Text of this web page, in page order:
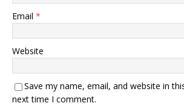
Email *
Website
Save my name, email, and website in
next time I comment.